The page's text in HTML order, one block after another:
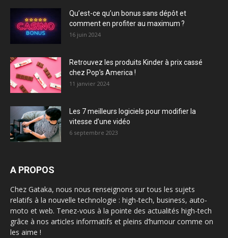
Qu’est-ce qu’un bonus sans dépôt et
comment en profiter au maximum ?
16 juin 2024
Retrouvez les produits Kinder à prix cassé
chez Pop’s America !
11 janvier 2024
Les 7 meilleurs logiciels pour modifier la
vitesse d’une vidéo
6 septembre 2023
A PROPOS
Chez Gataka, nous nous renseignons sur tous les sujets
relatifs à la nouvelle technologie : high-tech, business, auto-
moto et web. Tenez-vous à la pointe des actualités high-tech
grâce à nos articles informatifs et pleins d’humour comme on
les aime !